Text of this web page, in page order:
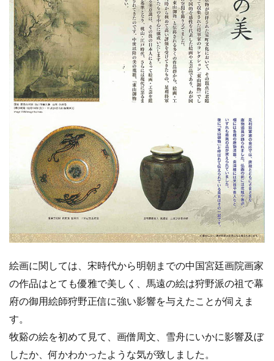
絵画に関しては、宋時代から明朝までの中国宮廷画院画家
の作品はとても優雅で美しく、馬遠の絵は狩野派の祖で幕
府の御用絵師狩野正信に強い影響を与えたことが伺えま
す。
牧谿の絵を初めて見て、画僧周文、雪舟にいかに影響及ぼ
したか、何かわかったような気が致しました。